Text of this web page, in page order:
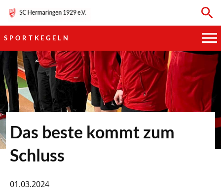
SPORTKEGELN
HAUPTVEREIN
SPORTKEGELN
FUSSBALL
GYMNASTIK
Das beste kommt zum
Schluss
01.03.2024